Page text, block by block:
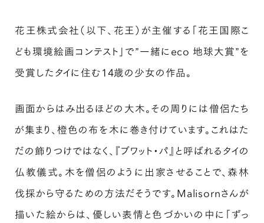
花王株式会社（以下、花王）が主催する「花王国際こ
ども環境絵画コンテスト」で”一緒にeco 地球大賞”を
受賞したタイに住む14歳の少女の作品。
画面からはみ出るほどの大木。その周りには僧侶たち
が集まり、橙色の布を木に巻き付けています。これはた
だの飾りつけではなく、『ブワット・パ』と呼ばれるタイの
仏教儀式。木を僧侶のように出家させることで、森林
伐採から守るための方法だそうです。Malisornさんが
描いた絵からは、優しい表情と色づかいの中に「ずっ